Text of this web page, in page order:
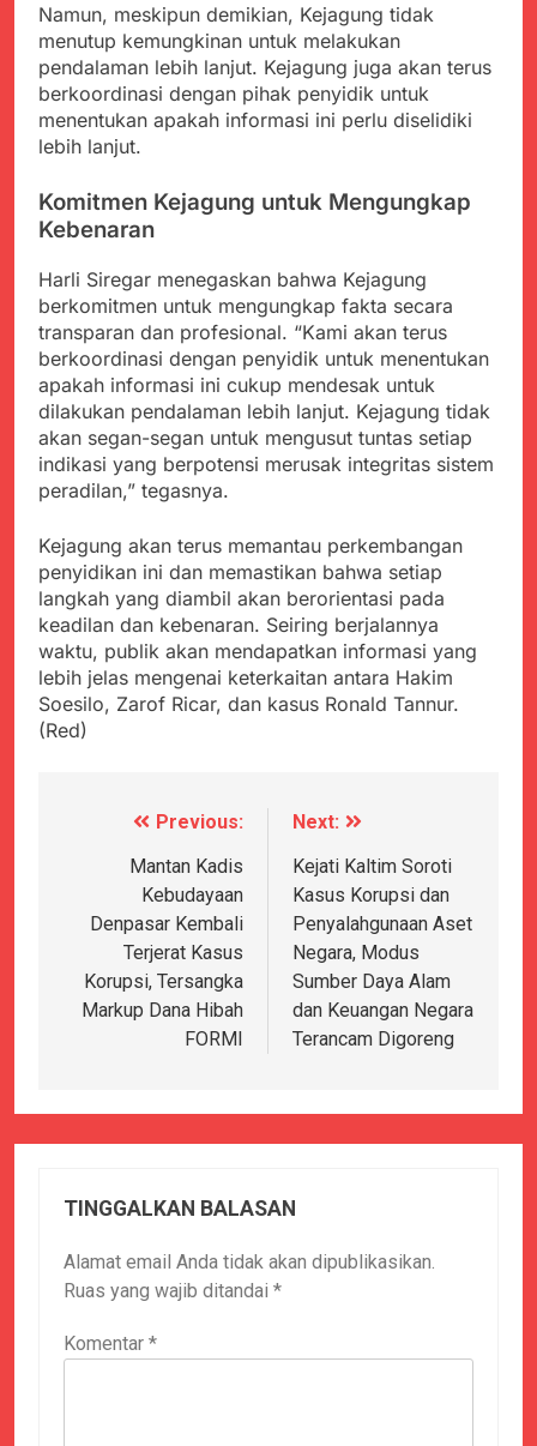
Namun, meskipun demikian, Kejagung tidak
menutup kemungkinan untuk melakukan
pendalaman lebih lanjut. Kejagung juga akan terus
berkoordinasi dengan pihak penyidik untuk
menentukan apakah informasi ini perlu diselidiki
lebih lanjut.
Komitmen Kejagung untuk Mengungkap
Kebenaran
Harli Siregar menegaskan bahwa Kejagung
berkomitmen untuk mengungkap fakta secara
transparan dan profesional. “Kami akan terus
berkoordinasi dengan penyidik untuk menentukan
apakah informasi ini cukup mendesak untuk
dilakukan pendalaman lebih lanjut. Kejagung tidak
akan segan-segan untuk mengusut tuntas setiap
indikasi yang berpotensi merusak integritas sistem
peradilan,” tegasnya.
Kejagung akan terus memantau perkembangan
penyidikan ini dan memastikan bahwa setiap
langkah yang diambil akan berorientasi pada
keadilan dan kebenaran. Seiring berjalannya
waktu, publik akan mendapatkan informasi yang
lebih jelas mengenai keterkaitan antara Hakim
Soesilo, Zarof Ricar, dan kasus Ronald Tannur.
(Red)
NavigasiPrevious:
Mantan Kadis
Kebudayaan
Denpasar Kembali
Terjerat Kasus
Korupsi, Tersangka
Markup Dana Hibah
FORMI
Next:
Kejati Kaltim Soroti
Kasus Korupsi dan
Penyalahgunaan Aset
Negara, Modus
Sumber Daya Alam
dan Keuangan Negara
Terancam Digoreng
TINGGALKAN BALASAN
Alamat email Anda tidak akan dipublikasikan.
Ruas yang wajib ditandai *
Komentar *